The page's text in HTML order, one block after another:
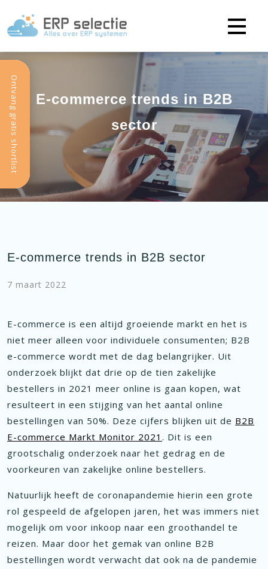
Ontvang gratis shortlist
E-commerce trends in B2B
sector
E-commerce trends in B2B sector
7 maart 2022
E-commerce is een altijd groeiende markt en het is
niet meer alleen voor individuele consumenten; B2B
e-commerce wordt met de dag belangrijker. Uit
onderzoek blijkt dat drie op de tien zakelijke
bestellers in 2021 meer online is gaan kopen, wat
resulteert in een stijging van het aantal online
bestellingen van 50%. Deze cijfers blijken uit de B2B
E-commerce Markt Monitor 2021 . Dit is een
grootschalig onderzoek naar het gedrag en de
voorkeuren van zakelijke online bestellers.
Natuurlijk heeft de coronapandemie hierin een grote
rol gespeeld de afgelopen jaren, het was immers niet
mogelijk om voor inkoop naar een groothandel te
reizen. Maar door het gemak van online B2B
bestellingen wordt verwacht dat ook na de pandemie